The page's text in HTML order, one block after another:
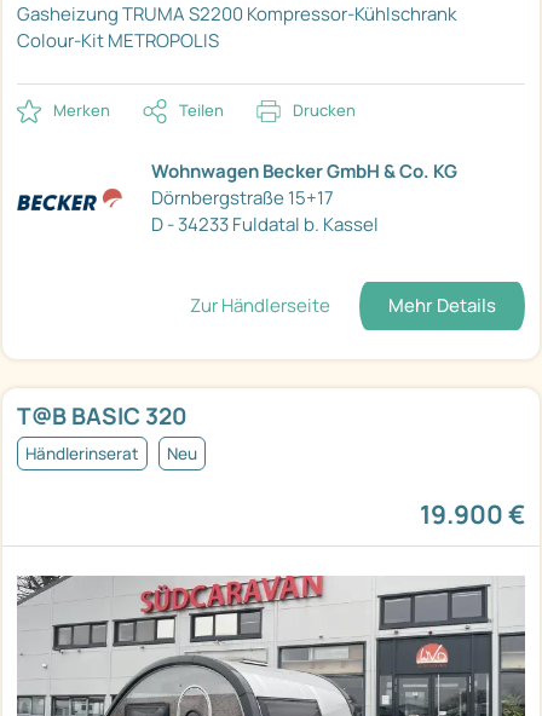
Gasheizung TRUMA S2200 Kompressor-Kühlschrank
Colour-Kit METROPOLIS
Merken Teilen Drucken
Wohnwagen Becker GmbH & Co. KG
Dörnbergstraße 15+17
D - 34233 Fuldatal b. Kassel
Zur Händlerseite Mehr Details
T@B BASIC 320
Händlerinserat Neu
19.900 €